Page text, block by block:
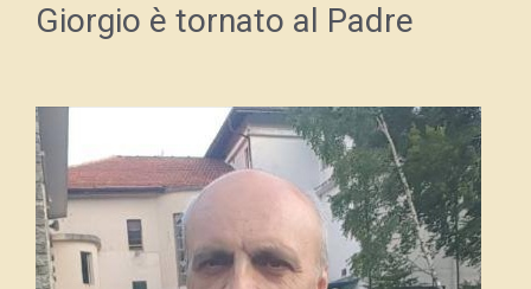
Giorgio è tornato al Padre